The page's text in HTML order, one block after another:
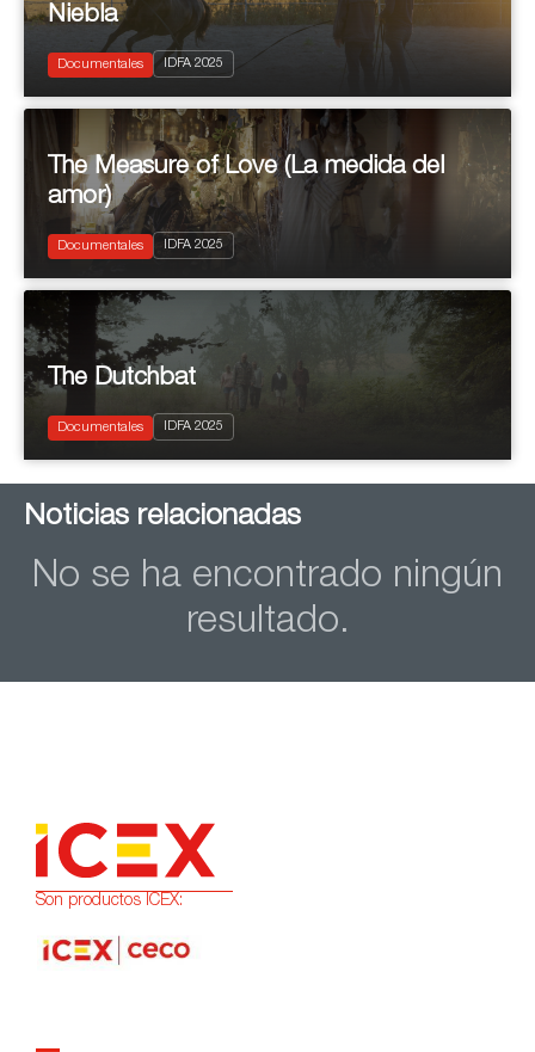
Documentary
Niebla
Documentales IDFA 2025
2025
Documentary
The Measure of Love (La medida del
amor)
Documentales IDFA 2025
Documentary
The Dutchbat
Documentales IDFA 2025
Noticias relacionadas
No se ha encontrado ningún
resultado.
Son productos ICEX: